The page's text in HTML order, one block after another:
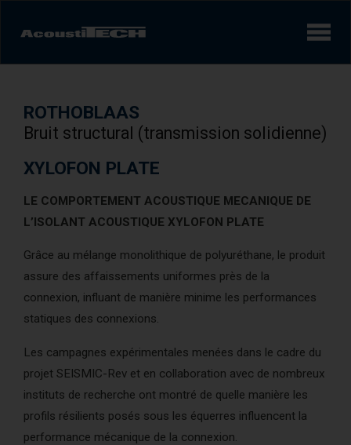
Services et solutions
Apprendre
Vidéos
Expérience sonore AcoustiINDEX
AcoustiCONDO Où acheter
À propos Contact English
ROTHOBLAAS
Bruit structural (transmission solidienne)
XYLOFON PLATE
LE COMPORTEMENT ACOUSTIQUE MECANIQUE DE
L’ISOLANT ACOUSTIQUE XYLOFON PLATE
Grâce au mélange monolithique de polyuréthane, le produit
assure des affaissements uniformes près de la
connexion, influant de manière minime les performances
statiques des connexions.
Les campagnes expérimentales menées dans le cadre du
projet SEISMIC-Rev et en collaboration avec de nombreux
instituts de recherche ont montré de quelle manière les
profils résilients posés sous les équerres influencent la
performance mécanique de la connexion.